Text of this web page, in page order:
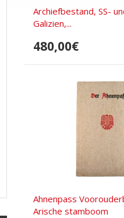
Archiefbestand, SS-
Galizien,...
480,00€
Ahnenpass
Arische stamboom